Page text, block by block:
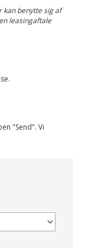
kan benytte sig af
leasingaftale
"Send". Vi